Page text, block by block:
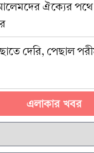
ঐক্যের পথে
দেরি, পেছাল
এলাকার খবর